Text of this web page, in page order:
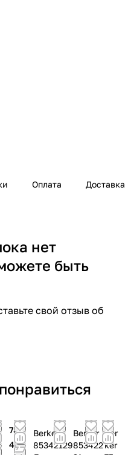
Оплата Доставка
нет
быть
свой отзыв об
78
425
Berker
85342129
Berker
853422
Ber
ker